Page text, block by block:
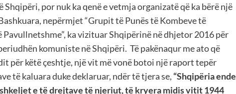
por nuk ka qenë e vetmja organizatë që ka bërë një
nepërmjet “Grupit të Punës të Kombeve të
ka vizituar Shqipërinë në dhjetor 2016 për
komuniste në Shqipëri. Të pakënaqur me ato që
për këtë çeshtje, një vit më vonë botoi një raport tepër
të kaluara duke deklaruar, ndër të tjera se, “Shqipëria ende
e të drejtave të njeriut, të kryera midis vitit 1944